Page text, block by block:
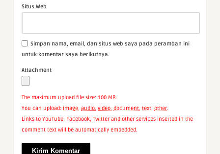
Situs Web
Simpan nama, email, dan situs web saya pada peramban ini
untuk komentar saya berikutnya.
Attachment
The maximum upload file size: 100 MB.
You can upload: image audio video document text other
Links to YouTube, Facebook, Twitter and other services inserted in the
comment text will be automatically embedded.